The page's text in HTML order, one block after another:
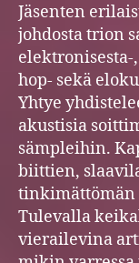
Jäsenten
johdosta trion
elektronisesta-
hop- sekä
Yhtye
akustisia
sämpleihin.
biittien,
tinkimättömän
Tulevalla
vierailevina